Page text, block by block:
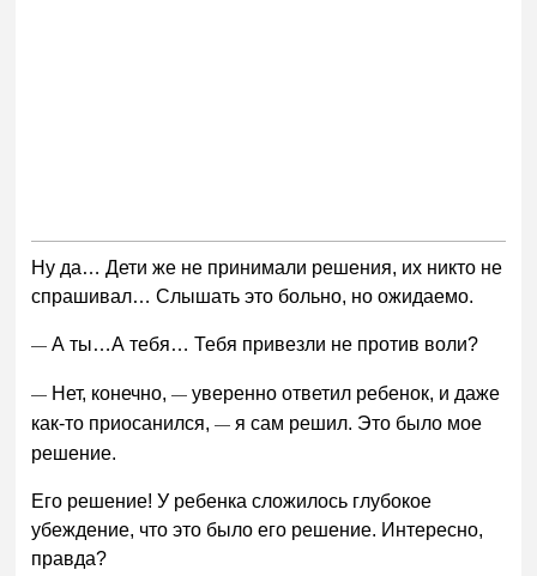
Ну да… Дети же не принимали решения, их никто не
спрашивал… Слышать это больно, но ожидаемо.
— А ты…А тебя… Тебя привезли не против воли?
— Нет, конечно,— уверенно ответил ребенок, и даже
как-то приосанился,— я сам решил. Это было мое
решение.
Его решение! У ребенка сложилось глубокое
убеждение, что это было его решение. Интересно,
правда?